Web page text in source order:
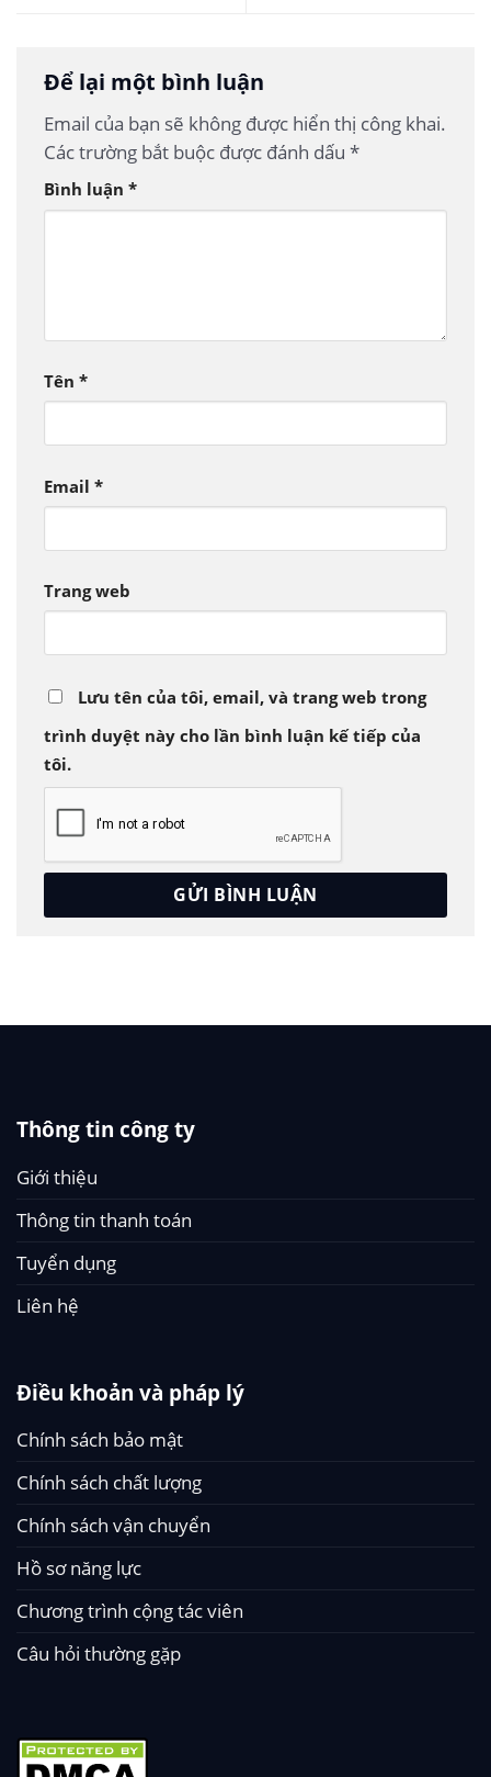
Để lại một bình luận
Email của bạn sẽ không được hiển thị công khai.
Các trường bắt buộc được đánh dấu *
Bình luận *
Tên *
Email *
Trang web
Lưu tên của tôi, email, và trang web trong
trình duyệt này cho lần bình luận kế tiếp của
tôi.
Thông tin công ty
Giới thiệu
Thông tin thanh toán
Tuyển dụng
Liên hệ
Điều khoản và pháp lý
Chính sách bảo mật
Chính sách chất lượng
Chính sách vận chuyển
Hồ sơ năng lực
Chương trình cộng tác viên
Câu hỏi thường gặp